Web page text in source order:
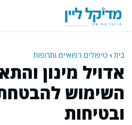
לתוכן
בית› טיפולים רפואיים ותרופות
אדויל מינון
השימוש
ובטיחות